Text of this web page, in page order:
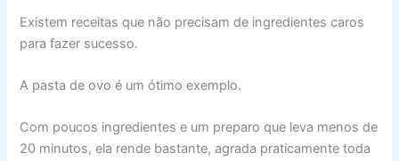
Existem receitas que não precisam de ingredientes caros
para fazer sucesso.
A pasta de ovo é um ótimo exemplo.
Com poucos ingredientes e um preparo que leva menos de
20 minutos, ela rende bastante, agrada praticamente toda